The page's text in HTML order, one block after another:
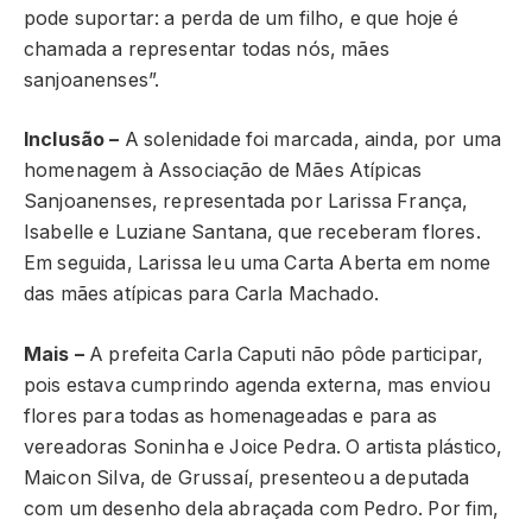
pode suportar: a perda de um filho, e que hoje é
chamada a representar todas nós, mães
sanjoanenses”.
Inclusão – A solenidade foi marcada, ainda, por uma
homenagem à Associação de Mães Atípicas
Sanjoanenses, representada por Larissa França,
Isabelle e Luziane Santana, que receberam flores.
Em seguida, Larissa leu uma Carta Aberta em nome
das mães atípicas para Carla Machado.
Mais – A prefeita Carla Caputi não pôde participar,
pois estava cumprindo agenda externa, mas enviou
flores para todas as homenageadas e para as
vereadoras Soninha e Joice Pedra. O artista plástico,
Maicon Silva, de Grussaí, presenteou a deputada
com um desenho dela abraçada com Pedro. Por fim,